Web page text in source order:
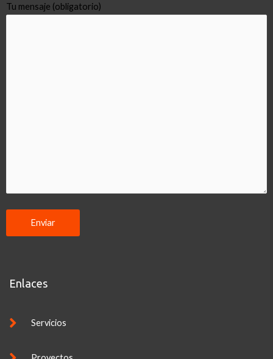
Tu mensaje (obligatorio)
Enlaces
Servicios